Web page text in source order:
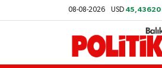
08-08-2026 USD 45,43620
ASTROLOJİ
Balıkesir Nöbetçi Eczaneler